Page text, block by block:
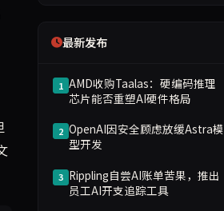
最新发布
1 AMD收购Taalas：硬编码推理
芯片能否重塑AI硬件格局
2 OpenAI因安全顾虑放缓Astra模
型开发
3 Rippling自尝AI账单苦果，推出
员工AI开支追踪工具